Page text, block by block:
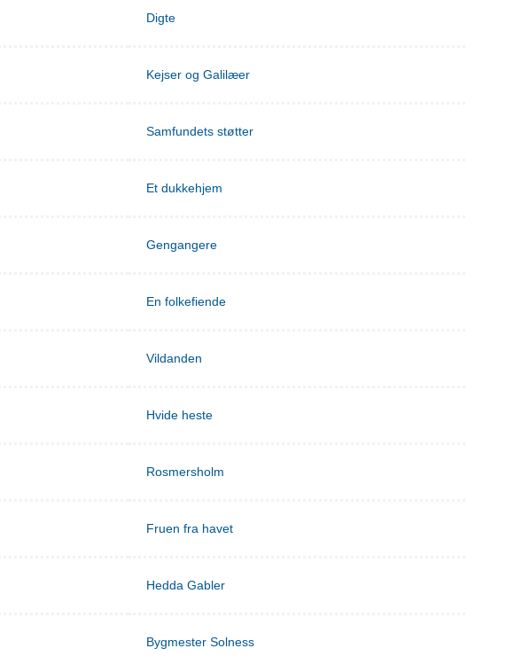
Digte
Kejser og Galilæer
Samfundets støtter
Et dukkehjem
Gengangere
En folkefiende
Vildanden
Hvide heste
Rosmersholm
Fruen fra havet
Hedda Gabler
Bygmester Solness